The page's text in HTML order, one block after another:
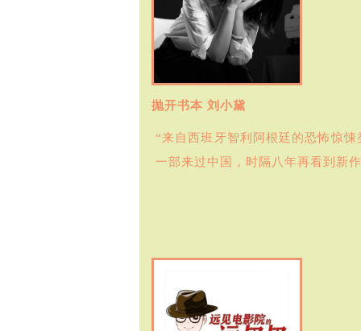
抛开书本 刘小黛
“来自西班牙智利阿根廷的恐怖惊
一部来过中国，时隔八年再看到新